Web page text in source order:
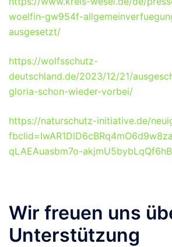
woelfin-gw954f-
ausgesetzt/
https://wolfsschutz-
deutschland.de/2023/12/21/
gloria-schon-wieder-vorbei/
https://naturschutz-initiative.de/
qLAEAuasbm7o-
Wir freuen uns
Unterstützung